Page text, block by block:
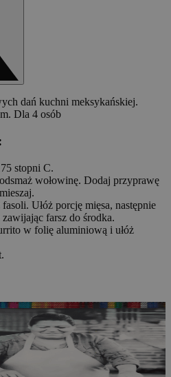
dań kuchni meksykańskiej.
Dla 4 osób
stopni C.
wołowinę. Dodaj przyprawę
Ułóż porcję mięsa, następnie
farsz do środka.
w folię aluminiową i ułóż